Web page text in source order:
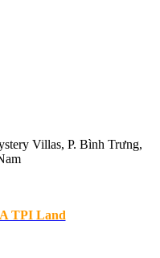
Villas, P. Bình Trưng,
TPI Land